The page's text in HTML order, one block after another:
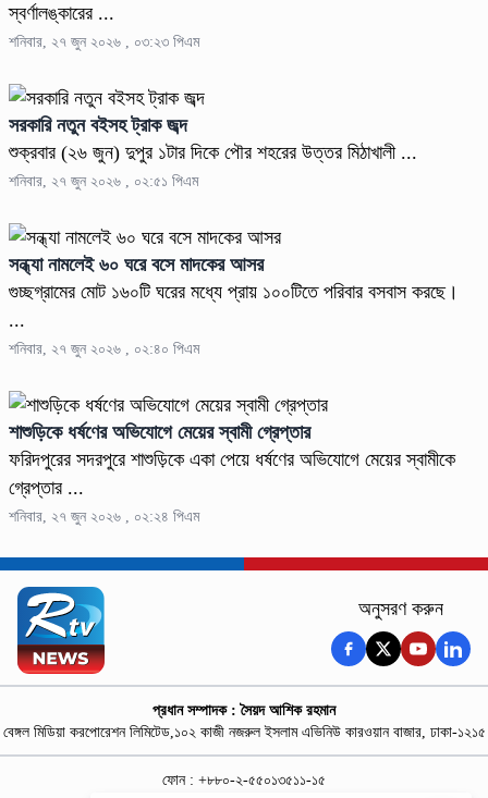
স্বর্ণালঙ্কারের ...
শনিবার, ২৭ জুন ২০২৬ , ০৩:২৩ পিএম
সরকারি নতুন বইসহ ট্রাক জব্দ
শুক্রবার (২৬ জুন) দুপুর ১টার দিকে পৌর শহরের উত্তর মিঠাখালী ...
শনিবার, ২৭ জুন ২০২৬ , ০২:৫১ পিএম
সন্ধ্যা নামলেই ৬০ ঘরে বসে মাদকের আসর
গুচ্ছগ্রামের মোট ১৬০টি ঘরের মধ্যে প্রায় ১০০টিতে পরিবার বসবাস করছে।
...
শনিবার, ২৭ জুন ২০২৬ , ০২:৪০ পিএম
শাশুড়িকে ধর্ষণের অভিযোগে মেয়ের স্বামী গ্রেপ্তার
ফরিদপুরের সদরপুরে শাশুড়িকে একা পেয়ে ধর্ষণের অভিযোগে মেয়ের স্বামীকে
গ্রেপ্তার ...
শনিবার, ২৭ জুন ২০২৬ , ০২:২৪ পিএম
অনুসরণ করুন
প্রধান সম্পাদক : সৈয়দ আশিক রহমান
বেঙ্গল মিডিয়া করপোরেশন লিমিটেড,১০২ কাজী নজরুল ইসলাম এভিনিউ কারওয়ান বাজার, ঢাকা-১২১৫
ফোন : +৮৮০-২-৫৫০১৩৫১১-১৫